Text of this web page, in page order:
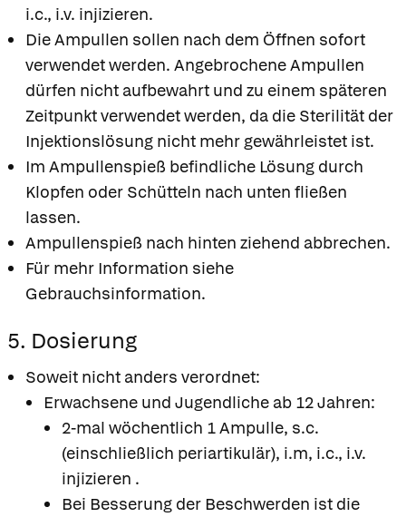
i.c., i.v. injizieren.
Die Ampullen sollen nach dem Öffnen sofort
verwendet werden. Angebrochene Ampullen
dürfen nicht aufbewahrt und zu einem späteren
Zeitpunkt verwendet werden, da die Sterilität der
Injektionslösung nicht mehr gewährleistet ist.
Im Ampullenspieß befindliche Lösung durch
Klopfen oder Schütteln nach unten fließen
lassen.
Ampullenspieß nach hinten ziehend abbrechen.
Für mehr Information siehe
Gebrauchsinformation.
5. Dosierung
Soweit nicht anders verordnet:
Erwachsene und Jugendliche ab 12 Jahren:
2-mal wöchentlich 1 Ampulle, s.c.
(einschließlich periartikulär), i.m, i.c., i.v.
injizieren .
Bei Besserung der Beschwerden ist die